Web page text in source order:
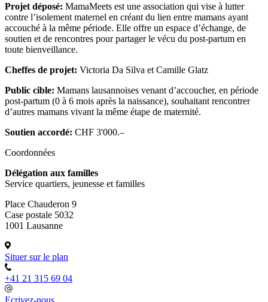
Projet déposé: MamaMeets est une association qui vise à lutter
contre l’isolement maternel en créant du lien entre mamans ayant
accouché à la même période. Elle offre un espace d’échange, de
soutien et de rencontres pour partager le vécu du post-partum en
toute bienveillance.
Cheffes de projet: Victoria Da Silva et Camille Glatz
Public cible: Mamans lausannoises venant d’accoucher, en période
post-partum (0 à 6 mois après la naissance), souhaitant rencontrer
d’autres mamans vivant la même étape de maternité.
Soutien accordé: CHF 3'000.–
Coordonnées
Délégation aux familles
Service quartiers, jeunesse et familles
Place Chauderon 9
Case postale 5032
1001 Lausanne
Situer sur le plan
+41 21 315 69 04
Ecrivez-nous